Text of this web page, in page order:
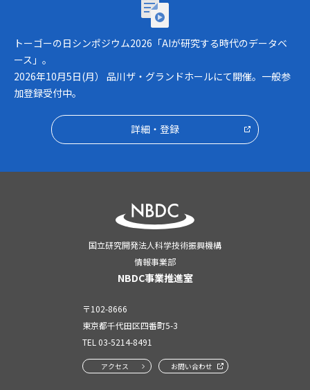
トーゴーの日シンポジウム2026「AIが研究
トーゴーの日シンポジウム2026「AIが研究する時代のデータベ
ース」。
2026年10月5日(月） 品川ザ・グランドホールにて開催。一般参
加登録受付中。
詳細・登録
国立研究開発法人科学技術振興機構
情報事業部
NBDC事業推進室
〒102-8666
東京都千代田区四番町5-3
TEL 03-5214-8491
アクセス お問い合わせ